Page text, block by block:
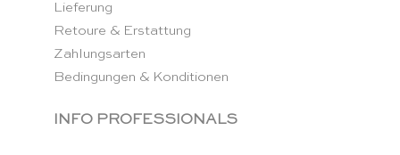
Lieferung
Retoure & Erstattung
Zahlungsarten
Bedingungen & Konditionen
INFO PROFESSIONALS